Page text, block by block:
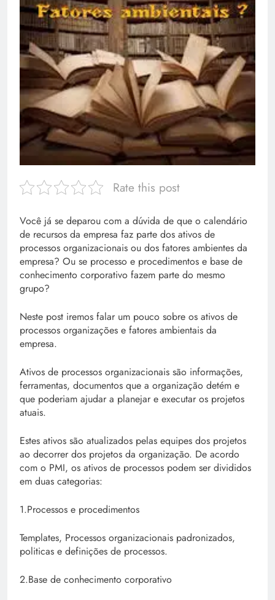
Rate this post
Você já se deparou com a dúvida de que o calendário
de recursos da empresa faz parte dos ativos de
processos organizacionais ou dos fatores ambientes da
empresa? Ou se processo e procedimentos e base de
conhecimento corporativo fazem parte do mesmo
grupo?
Neste post iremos falar um pouco sobre os ativos de
processos organizações e fatores ambientais da
empresa.
Ativos de processos organizacionais são informações,
ferramentas, documentos que a organização detém e
que poderiam ajudar a planejar e executar os projetos
atuais.
Estes ativos são atualizados pelas equipes dos projetos
ao decorrer dos projetos da organização. De acordo
com o PMI, os ativos de processos podem ser divididos
em duas categorias:
1.Processos e procedimentos
Templates, Processos organizacionais padronizados,
politicas e definições de processos.
2.Base de conhecimento corporativo